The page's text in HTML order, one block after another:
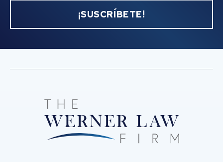
¡SUSCRÍBETE!